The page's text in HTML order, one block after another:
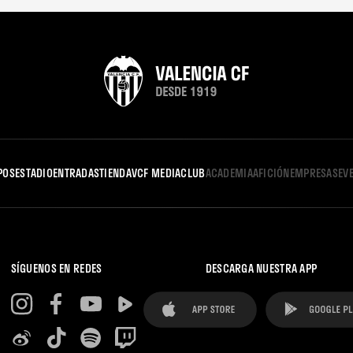
ESTADIOENTRADASTIENDAVCF MEDIACLUBACADEMIAAFICIÓNEMPRESAS
SÍGUENOS EN REDES DESCARGA NUESTRA APP